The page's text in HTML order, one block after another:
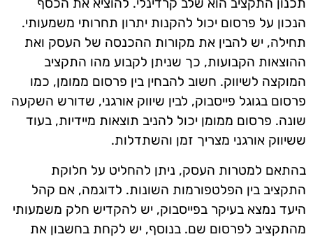
תכנון התקציב הוא שלב קרדינלי. להוציא את הכסף
הנכון על פרסום יכול להקנות יתרון תחרותי משמעותי.
תחילה, יש להבין את מקורות ההכנסה של העסק ואת
ההוצאות הקבועות, כך שניתן לקבוע מהו התקציב
המוקצה לשיווק. חשוב להבחין בין פרסום ממומן, כמו
פרסום בגוגל פייסבוק, לבין שיווק אורגני, שדורש השקעה
שונה. פרסום ממומן יכול להניב תוצאות מיידיות, בעוד
ששיווק אורגני מצריך זמן והשתדלות.
בהתאם למטרות העסק, ניתן להחליט על חלוקת
התקציב בין הפלטפורמות השונות. לדוגמה, אם קהל
היעד נמצא בעיקר בפייסבוק, יש להקדיש חלק משמעותי
מהתקציב לפרסום שם. בנוסף, יש לקחת בחשבון את